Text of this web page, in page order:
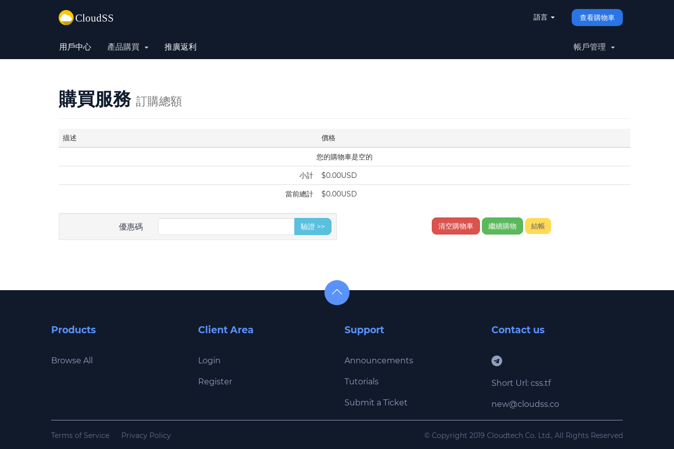
語言 查看購物車
用戶中心 產品購買 推廣返利 帳戶管理
購買服務 訂購總額
描述 價格
您的購物車是空的
小計 $0.00USD
當前總計 $0.00USD
優惠碼 驗證 >> 清空購物車 繼續購物 結帳
Products
Browse All
Client Area
Login
Register
Support
Announcements
Tutorials
Submit a Ticket
Contact us
Short Url: css.tf
new@cloudss.co
Terms of Service Privacy Policy © Copyright 2019 Cloudtech Co. Ltd., All Rights Reserved